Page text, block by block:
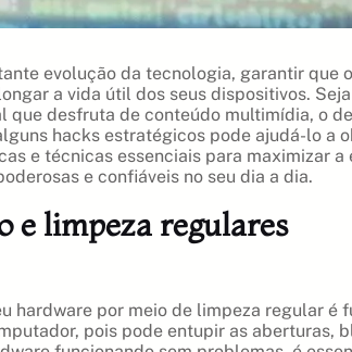
evolução da tecnologia, garantir
a vida útil dos seus dispositivos.
que desfruta de conteúdo multimídia, o
hacks estratégicos pode ajudá-lo a
e técnicas essenciais para maximizar
e confiáveis no seu dia a dia.
e limpeza regulares
hardware por meio de limpeza regular
pois pode entupir as aberturas,